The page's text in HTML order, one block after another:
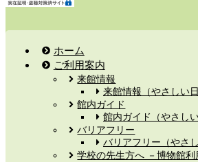
ホーム
ご利用案内
来館情報
来館情報（やさしい日
館内ガイド
館内ガイド（やさし
バリアフリー
バリアフリー（やさ
学校の先生方へ －博物館利